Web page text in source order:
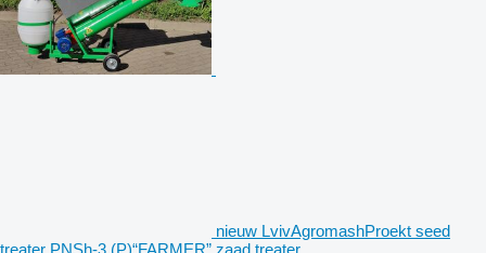
nieuw LvivAgromashProekt seed
treater PNSh-3 (P)“FARMER” zaad treater